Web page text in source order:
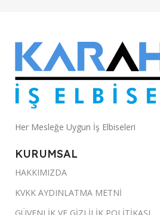
Her Mesleğe Uygun İş Elbiseleri
KURUMSAL
HAKKIMIZDA
KVKK AYDINLATMA METNİ